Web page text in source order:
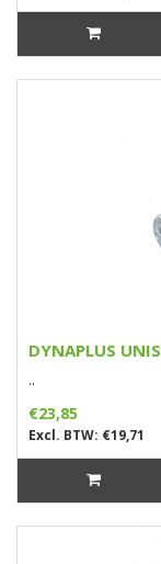
DYNAPLUS
..
€23,85
Excl. BTW: €19,71